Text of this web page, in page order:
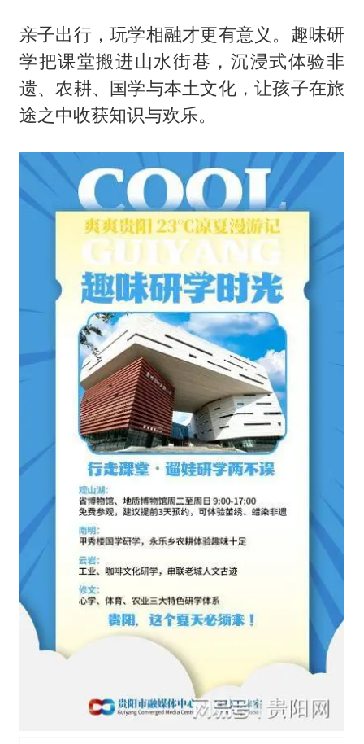
亲子出行，玩学相融才更有意义。趣味研
学把课堂搬进山水街巷，沉浸式体验非
遗、农耕、国学与本土文化，让孩子在旅
途之中收获知识与欢乐。